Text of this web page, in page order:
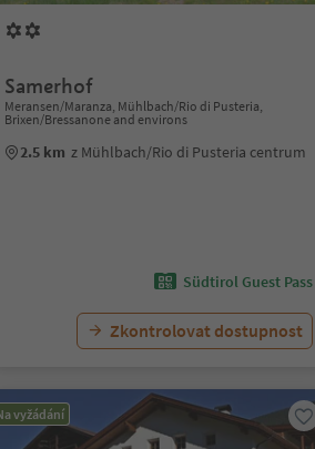
Samerhof
Meransen/Maranza, Mühlbach/Rio di Pusteria,
Brixen/Bressanone and environs
2.5 km z Mühlbach/Rio di Pusteria centrum
Südtirol Guest Pass
Zkontrolovat dostupnost
vyžádání